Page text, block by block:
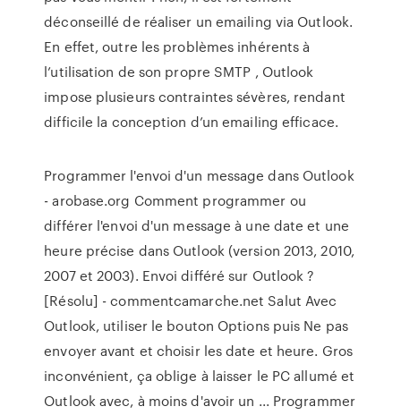
déconseillé de réaliser un emailing via Outlook.
En effet, outre les problèmes inhérents à
l’utilisation de son propre SMTP , Outlook
impose plusieurs contraintes sévères, rendant
difficile la conception d’un emailing efficace.
Programmer l'envoi d'un message dans Outlook
- arobase.org Comment programmer ou
différer l'envoi d'un message à une date et une
heure précise dans Outlook (version 2013, 2010,
2007 et 2003). Envoi différé sur Outlook ?
[Résolu] - commentcamarche.net Salut Avec
Outlook, utiliser le bouton Options puis Ne pas
envoyer avant et choisir les date et heure. Gros
inconvénient, ça oblige à laisser le PC allumé et
Outlook avec, à moins d'avoir un ... Programmer